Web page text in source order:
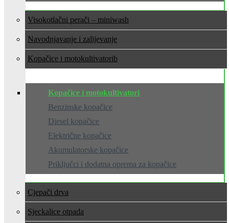
Visokotlačni perači – miniwash
Navodnjavanje i zalijevanje
Kopačice i motokultivatori
Kopačice i motokultivatori
Benzinske kopačice
Diesel kopačice
Električne kopačice
Akumulatorske kopačice
Priključci i dodatna oprema za kopačice
Cjepači drva
Sjeckalice otpada